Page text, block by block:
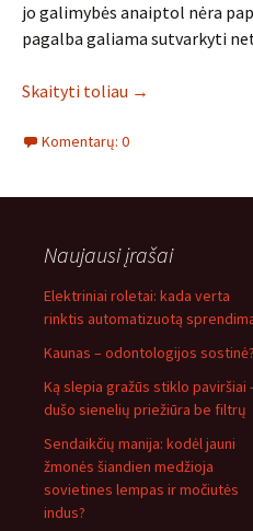
jo galimybės anaiptol nėra
pagalba galiama sutvarkyti
Skaityti toliau →
Komentarų: 0
Naujausi įrašai
Elektriniai roletai: kada verta
rinktis automatizuotą
Kaunas – odontologijos sostinė?
Ką slepia gražūs stiklo paviršiai
dušo sienelių priežiūra be filtrų
Sendaikčių manija: kodėl jauni
žmonės šiandien medžioja
sovietines lempas ir močiutės
indus?